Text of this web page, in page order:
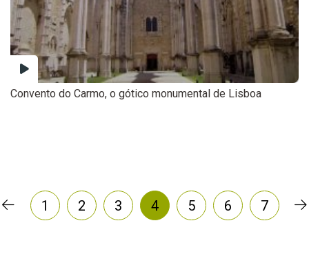
Convento do Carmo, o gótico monumental de Lisboa
1 2 3 4 5 6 7